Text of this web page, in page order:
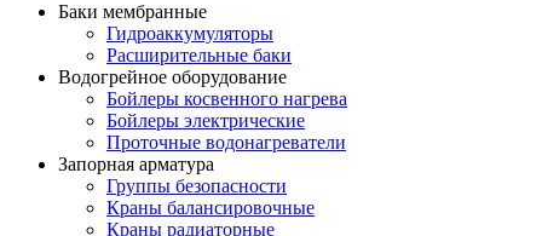
Баки мембранные
Гидроаккумуляторы
Расширительные баки
Водогрейное оборудование
Бойлеры косвенного нагрева
Бойлеры электрические
Проточные водонагреватели
Запорная арматура
Группы безопасности
Краны балансировочные
Краны радиаторные